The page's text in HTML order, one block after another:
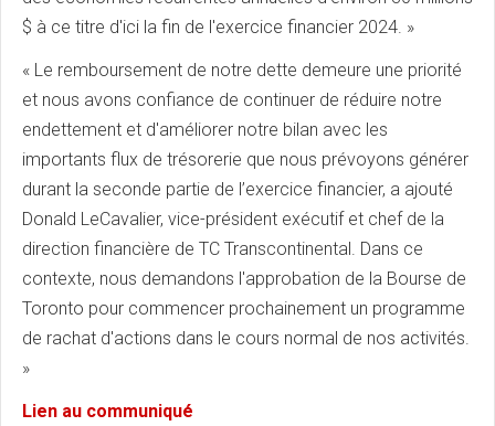
$ à ce titre d'ici la fin de l'exercice financier 2024. »
« Le remboursement de notre dette demeure une priorité
et nous avons confiance de continuer de réduire notre
endettement et d'améliorer notre bilan avec les
importants flux de trésorerie que nous prévoyons générer
durant la seconde partie de l’exercice financier, a ajouté
Donald LeCavalier, vice-président exécutif et chef de la
direction financière de TC Transcontinental. Dans ce
contexte, nous demandons l'approbation de la Bourse de
Toronto pour commencer prochainement un programme
de rachat d'actions dans le cours normal de nos activités.
»
Lien au communiqué